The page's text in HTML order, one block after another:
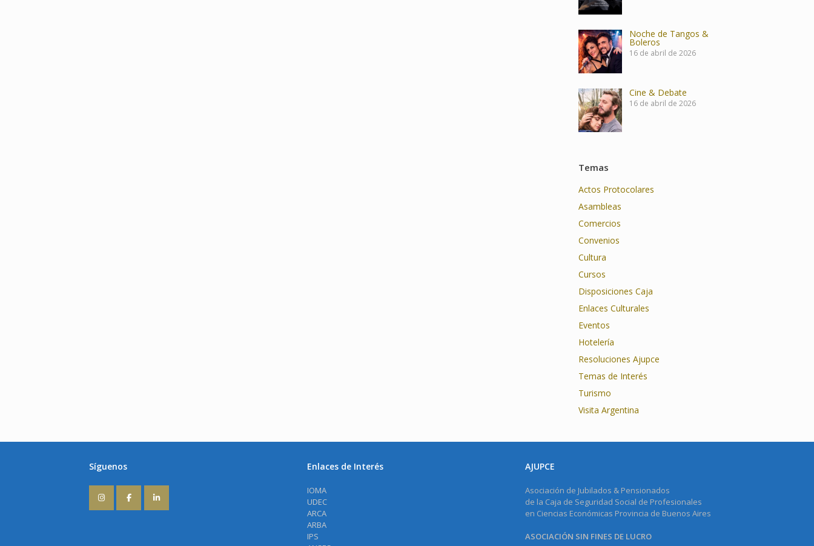
Noche de Tangos &
Boleros
16 de abril de 2026
Cine & Debate
16 de abril de 2026
Temas
Actos Protocolares
Asambleas
Comercios
Convenios
Cultura
Cursos
Disposiciones Caja
Enlaces Culturales
Eventos
Hotelería
Resoluciones Ajupce
Temas de Interés
Turismo
Visita Argentina
Síguenos Enlaces de Interés
IOMA
UDEC
ARCA
ARBA
IPS
AJUPCE
Asociación de Jubilados & Pensionados
de la Caja de Seguridad Social de Profesionales
en Ciencias Económicas Provincia de Buenos Aires
ASOCIACIÓN SIN FINES DE LUCRO